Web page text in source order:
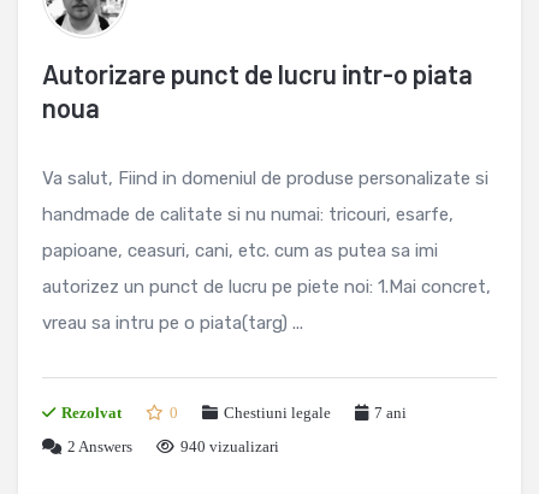
Autorizare punct de lucru intr-o piata
noua
Va salut, Fiind in domeniul de produse personalizate si
handmade de calitate si nu numai: tricouri, esarfe,
papioane, ceasuri, cani, etc. cum as putea sa imi
autorizez un punct de lucru pe piete noi: 1.Mai concret,
vreau sa intru pe o piata(targ) ...
Rezolvat 0 Chestiuni legale
7 ani
2 Answers 940 vizualizari